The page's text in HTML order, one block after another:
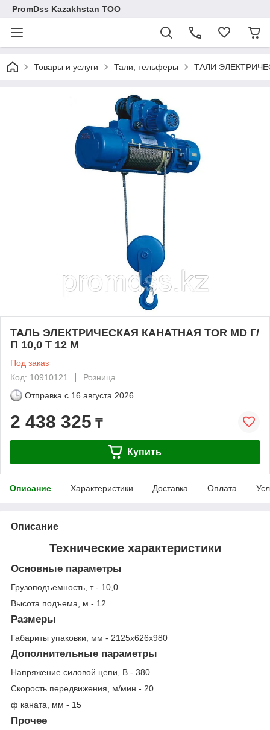
PromDss Kazakhstan TOO
Товары и услуги Тали, тельферы ТАЛИ
ТАЛЬ ЭЛЕКТРИЧЕСКАЯ КАНАТНАЯ TOR MD Г/
П 10,0 Т 12 М
Под заказ
Код: 10910121
Розница
Отправка с 16 августа 2026
2 438 325 ₸
Купить
Описание Характеристики Доставка Оплата
Описание
Технические характеристики
Основные параметры
Грузоподъемность, т - 10,0
Высота подъема, м - 12
Размеры
Габариты упаковки, мм - 2125х626х980
Дополнительные параметры
Напряжение силовой цепи, В - 380
Скорость передвижения, м/мин - 20
ф каната, мм - 15
Прочее